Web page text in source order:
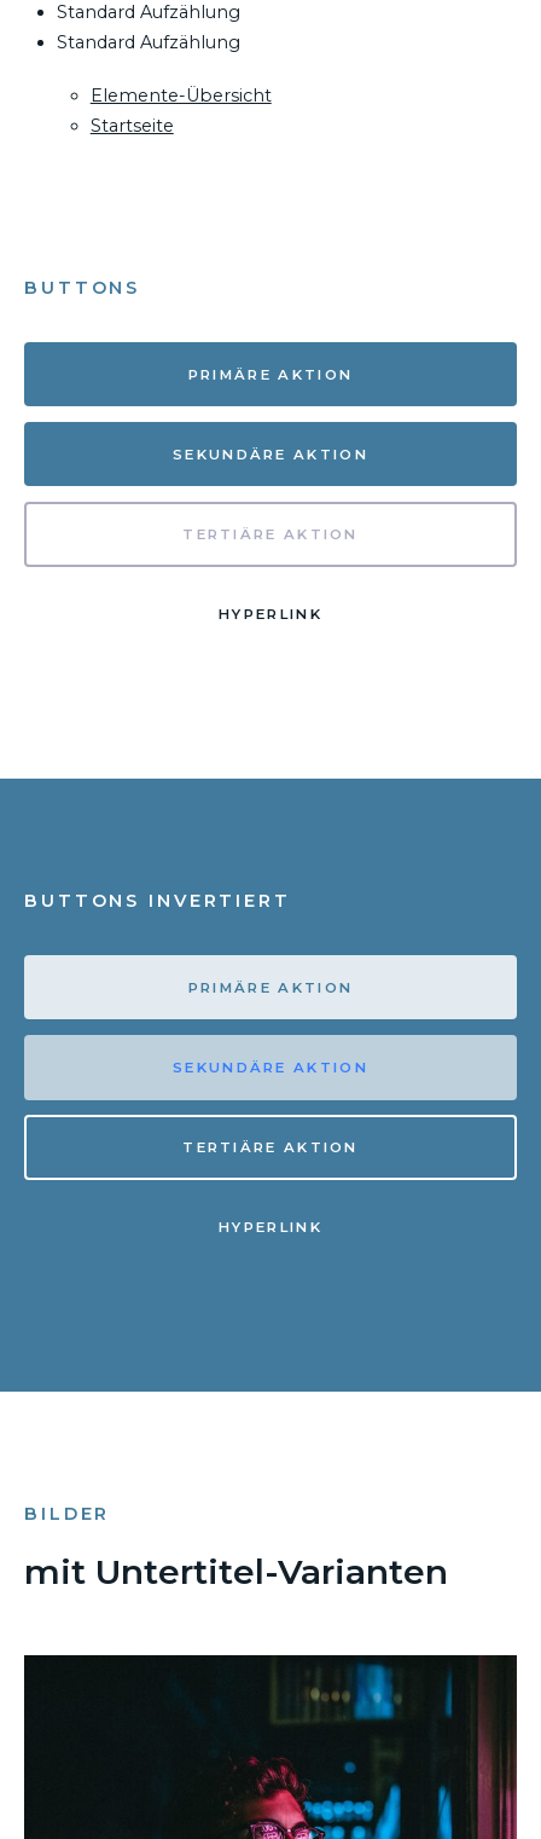
Standard Aufzählung
Standard Aufzählung
Elemente-Übersicht
Startseite
BUTTONS
PRIMÄRE AKTION
SEKUNDÄRE AKTION
TERTIÄRE AKTION
HYPERLINK
BUTTONS INVERTIERT
PRIMÄRE AKTION
SEKUNDÄRE AKTION
TERTIÄRE AKTION
HYPERLINK
BILDER
mit Untertitel-Varianten